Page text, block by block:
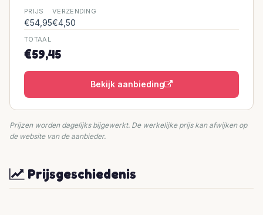
PRIJS
€54,95
VERZENDING
€4,50
TOTAAL
€59,45
Bekijk aanbieding
Prijzen worden dagelijks bijgewerkt. De werkelijke prijs kan afwijken op
de website van de aanbieder.
Prijsgeschiedenis